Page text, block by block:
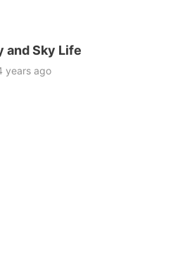
and Sky Life
years ago